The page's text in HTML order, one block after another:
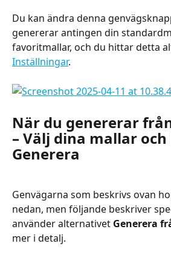
Du kan ändra denna
genererar antingen din
favoritmallar, och du hittar detta
Inställningar.
När du genererar
– Välj dina mallar
Generera
Genvägarna som beskrivs ovan
nedan, men följande beskriver
använder alternativet Generera
mer i detalj.